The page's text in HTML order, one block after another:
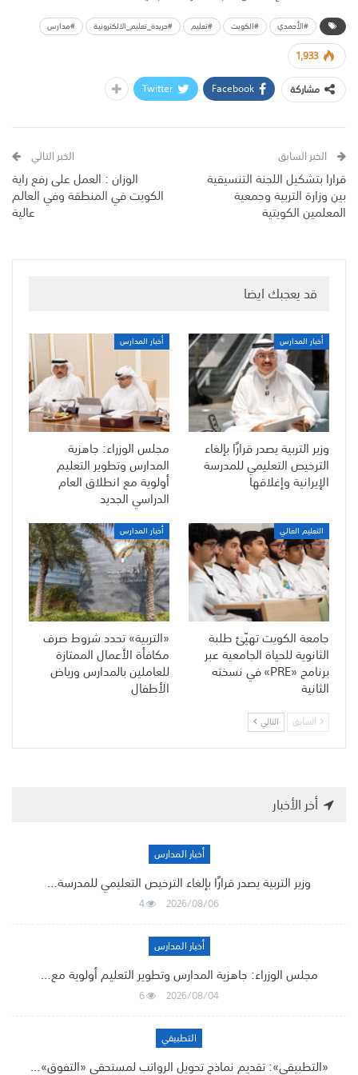
#الأحمدي #الكويت #تعليم #جريدة_تعليم_الالكترونية #مدارس
1,933
مشاركة
Facebook
Twitter
الخبر السابق
قرارا بتشكيل اللجنة التنسيقية
بين وزارة التربية وجمعية
المعلمين الكويتية
الخبر التالي
الوزان : العمل على رفع راية
الكويت في المنطقة وفي العالم
عالية
قد يعجبك ايضا
أخبار المدارس
وزير التربية يصدر قرارًا بإلغاء
الترخيص التعليمي للمدرسة
الإيرانية وإغلاقها
أخبار المدارس
مجلس الوزراء: جاهزية
المدارس وتطوير التعليم
أولوية مع انطلاق العام
الدراسي الجديد
التعليم العالي
جامعة الكويت تهيّئ طلبة
الثانوية للحياة الجامعية عبر
برنامج «PRE» في نسخته
الثانية
أخبار المدارس
«التربية» تحدد شروط صرف
مكافأة الأعمال الممتازة
للعاملين بالمدارس ورياض
الأطفال
السابق التالي
أخر الأخبار
أخبار المدارس
وزير التربية يصدر قرارًا بإلغاء الترخيص التعليمي للمدرسة…
2026/08/06
4
أخبار المدارس
مجلس الوزراء: جاهزية المدارس وتطوير التعليم أولوية مع…
2026/08/04
6
التطبيقي
«التطبيقي»: تقديم نماذج تحويل الرواتب لمستحقي «التفوق»…